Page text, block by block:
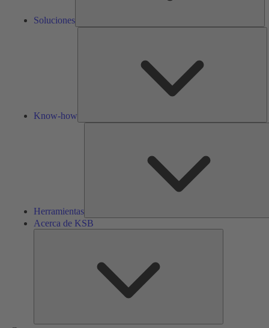
Soluciones
Know-how
Herramientas
Acerca de KSB